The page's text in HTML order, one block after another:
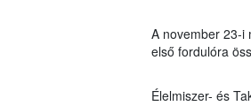
A november 23-i
első fordulóra
Élelmiszer- és